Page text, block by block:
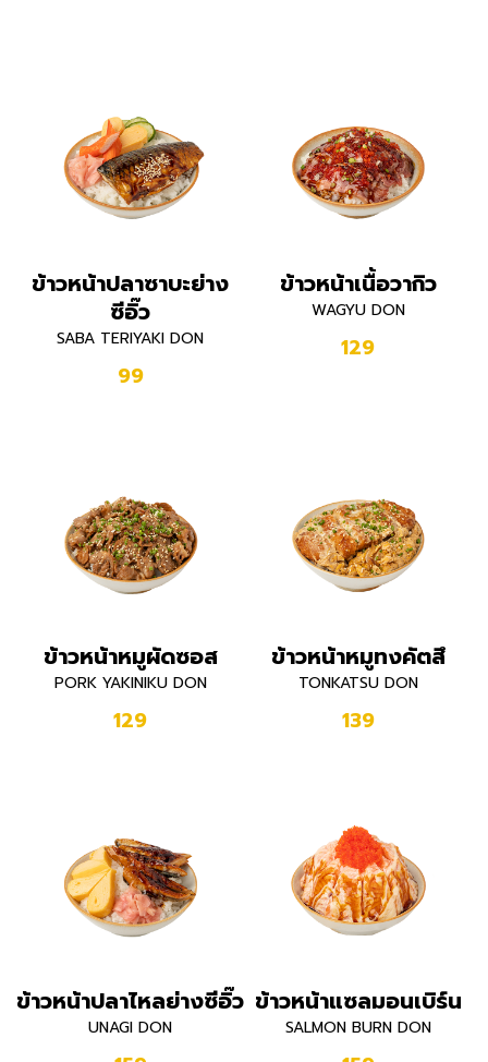
ข้าวหน้าปลาซาบะย่าง
ซีอิ๊ว
SABA TERIYAKI DON
99
ข้าวหน้าเนื้อวากิว
WAGYU DON
129
ข้าวหน้าหมูผัดซอส
PORK YAKINIKU DON
129
ข้าวหน้าหมูทงคัตสึ
TONKATSU DON
139
ข้าวหน้าปลาไหลย่างซีอิ๊ว
UNAGI DON
ข้าวหน้าแซลมอนเบิร์น
SALMON BURN DON